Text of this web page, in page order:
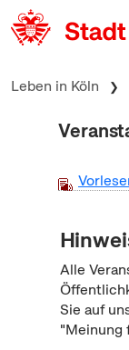
zum Inhalt springen
Leben in Köln
Alle
Sie auf
"Meinung